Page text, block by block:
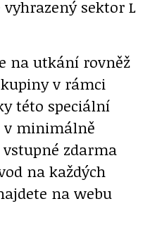
sektor L
na utkání rovněž
v rámci
této speciální
v minimálně
zdarma
na každých
na webu